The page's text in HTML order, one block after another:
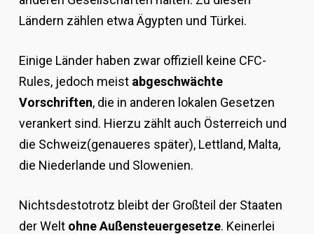
Ländern zählen etwa Ägypten und Türkei.
Einige Länder haben zwar offiziell keine CFC-
Rules, jedoch meist abgeschwächte
Vorschriften, die in anderen lokalen Gesetzen
verankert sind. Hierzu zählt auch Österreich und
die Schweiz(genaueres später), Lettland, Malta,
die Niederlande und Slowenien.
Nichtsdestotrotz bleibt der Großteil der Staaten
der Welt ohne Außensteuergesetze. Keinerlei